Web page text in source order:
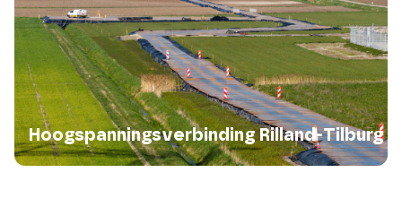
Hoogspanningsverbinding Rilland-Tilburg